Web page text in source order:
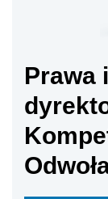
Prawa